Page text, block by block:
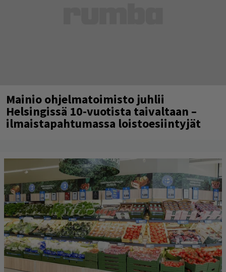
Mainio ohjelmatoimisto juhlii
Helsingissä 10-vuotista taivaltaan –
ilmaistapahtumassa loistoesiintyjät